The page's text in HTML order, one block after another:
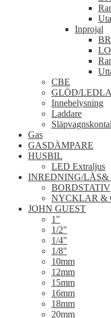
Inprojal
CBE
GLÖD/
Innebelysning
Laddare
Gas
GASDÄMPARE
HUSBIL
LED Extraljus
INREDNING/LÅS&
BORDSTATIV
NYCKLAR &
JOHN GUEST
1"
1/2"
1/4"
1/8"
10mm
12mm
15mm
16mm
18mm
20mm